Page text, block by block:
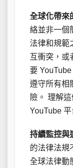
全球化帶來
絡並非一個
法律和規範
互衝突，或
要
遵守所有相
險。 理解
YouTube
持續監控與
的法律法規
全球法律動